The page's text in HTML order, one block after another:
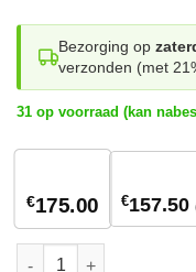
Bezorging op
verzonden (met
31 op voorraad (kan
€175.00 €157.50
SolarEdge Home